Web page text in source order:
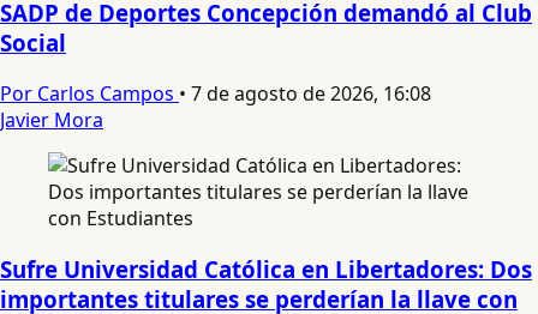
SADP de Deportes Concepción demandó al Club
Social
Por Carlos Campos • 7 de agosto de 2026, 16:08
Javier Mora
Sufre Universidad Católica en Libertadores: Dos
importantes titulares se perderían la llave con